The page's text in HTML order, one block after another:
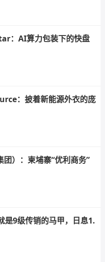
：AI算力包装下的快盘
：披着新能源外衣的庞
）：柬埔寨“优利商务”
9级传销的马甲，日息1.